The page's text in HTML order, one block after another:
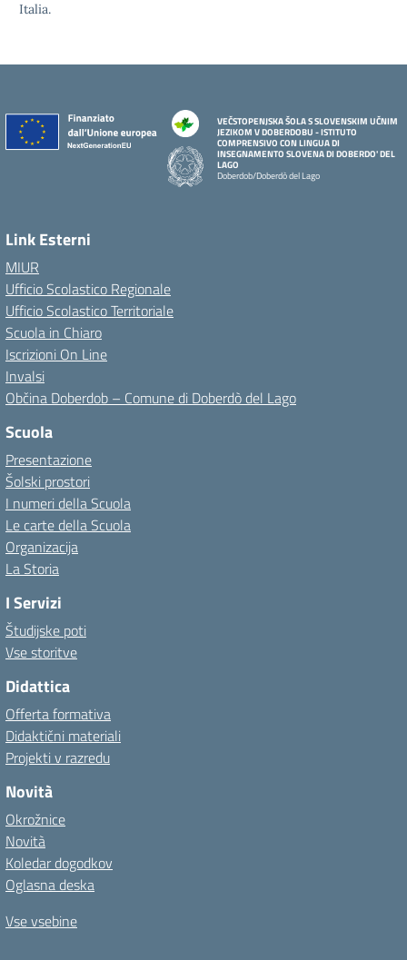
Italia.
VEČSTOPENJSKA ŠOLA S SLOVENSKIM UČNIM
JEZIKOM V DOBERDOBU - ISTITUTO
COMPRENSIVO CON LINGUA DI
INSEGNAMENTO SLOVENA DI DOBERDO' DEL
LAGO
Doberdob/Doberdò del Lago
Link Esterni
MIUR
Ufficio Scolastico Regionale
Ufficio Scolastico Territoriale
Scuola in Chiaro
Iscrizioni On Line
Invalsi
Občina Doberdob – Comune di Doberdò del Lago
Scuola
Presentazione
Šolski prostori
I numeri della Scuola
Le carte della Scuola
Organizacija
La Storia
I Servizi
Študijske poti
Vse storitve
Didattica
Offerta formativa
Didaktični materiali
Projekti v razredu
Novità
Okrožnice
Novità
Koledar dogodkov
Oglasna deska
Vse vsebine